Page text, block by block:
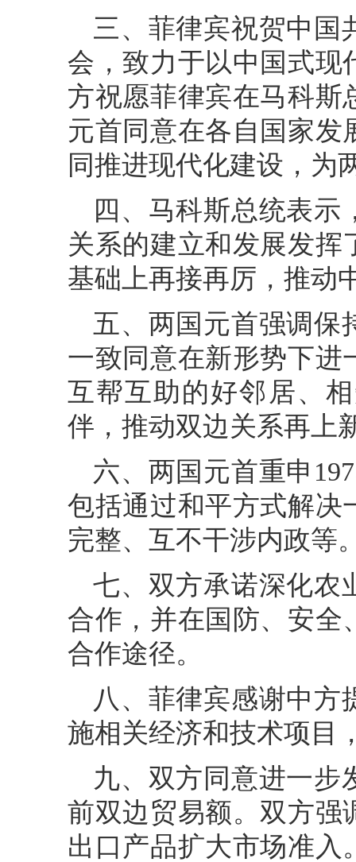
三、菲律宾祝贺中国
会，致力于以中国式现
方祝愿菲律宾在马科斯
元首同意在各自国家发
同推进现代化建设，为
四、马科斯总统表示
关系的建立和发展发挥
基础上再接再厉，推动
五、两国元首强调保
一致同意在新形势下进
互帮互助的好邻居、
伴，推动双边关系再上
六、两国元首重申
包括通过和平方式解决
完整、互不干涉内政等
七、双方承诺深化农
合作，并在国防、安全
合作途径。
八、菲律宾感谢中方
施相关经济和技术项目
九、双方同意进一步
前双边贸易额。双方强
出口产品扩大市场准入